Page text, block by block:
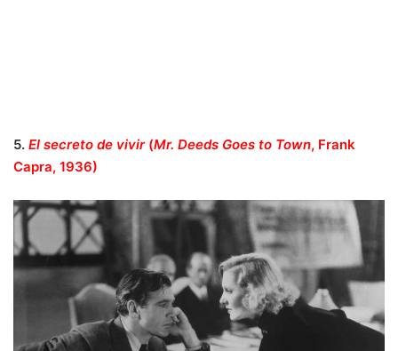
5. El secreto de vivir (Mr. Deeds Goes to Town, Frank
Capra, 1936)